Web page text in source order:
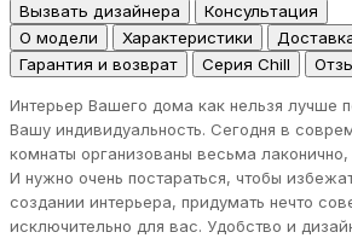
Вызвать дизайнера
Консультация
О модели
Характеристики
Гарантия и возврат
Серия Chill
Интерьер Вашего дома как нельзя лучше
Вашу индивидуальность. Сегодня в
комнаты организованы весьма
И нужно очень постараться, чтобы
создании интерьера, придумать нечто
исключительно для вас. Удобство и